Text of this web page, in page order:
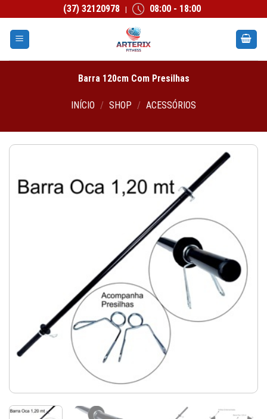
to
content
(37) 32120978 | 08:00 - 18:00
Barra 120cm Com Presilhas
INÍCIO / SHOP / ACESSÓRIOS